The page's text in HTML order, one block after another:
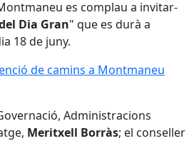
es complau a invitar-
Dia Gran" que es durà a
18 de juny.
de camins a Montmaneu
de camins a Montmaneu
Administracions
Meritxell Borràs; el conseller